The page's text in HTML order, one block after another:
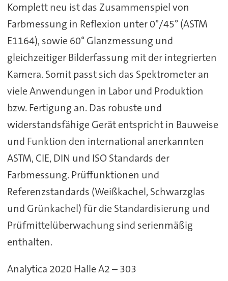
Komplett neu ist das Zusammenspiel von
Farbmessung in Reflexion unter 0°/45° (ASTM
E1164), sowie 60° Glanzmessung und
gleichzeitiger Bilderfassung mit der integrierten
Kamera. Somit passt sich das Spektrometer an
viele Anwendungen in Labor und Produktion
bzw. Fertigung an. Das robuste und
widerstandsfähige Gerät entspricht in Bauweise
und Funktion den international anerkannten
ASTM, CIE, DIN und ISO Standards der
Farbmessung. Prüffunktionen und
Referenzstandards (Weißkachel, Schwarzglas
und Grünkachel) für die Standardisierung und
Prüfmittelüberwachung sind serienmäßig
enthalten.
Analytica 2020 Halle A2 – 303